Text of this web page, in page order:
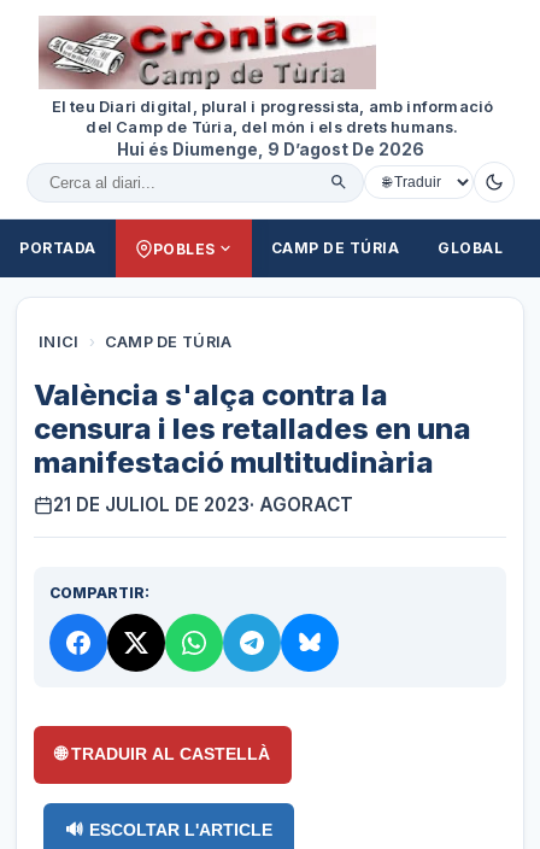
El teu Diari digital, plural i progressista, amb informació
del Camp de Túria, del món i els drets humans.
Hui és Diumenge, 9 D’agost De 2026
Cercar al diari
PORTADA POBLES CAMP DE TÚRIA GLOBAL
INICI › CAMP DE TÚRIA
València s'alça contra la
censura i les retallades en una
manifestació multitudinària
21 DE JULIOL DE 2023· AGORACT
COMPARTIR:
🌐 TRADUIR AL CASTELLÀ
🔊 ESCOLTAR L'ARTICLE